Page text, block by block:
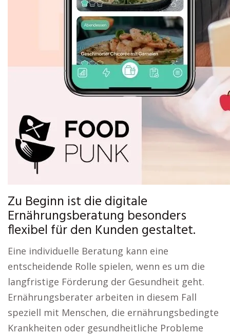
Zu Beginn ist die digitale
Ernährungsberatung besonders
flexibel für den Kunden gestaltet.
Eine individuelle Beratung kann eine
entscheidende Rolle spielen, wenn es um die
langfristige Förderung der Gesundheit geht.
Ernährungsberater arbeiten in diesem Fall
speziell mit Menschen, die ernährungsbedingte
Krankheiten oder gesundheitliche Probleme